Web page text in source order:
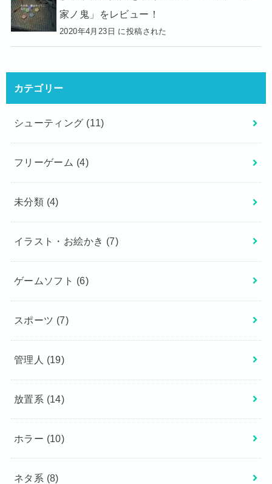
家ノ鬼」をレビュー！
2020年4月23日 に投稿された
カテゴリー
シューティング (11)
フリーゲーム (4)
未分類 (4)
イラスト・お絵かき (7)
ゲームソフト (6)
スポーツ (7)
管理人 (19)
放置系 (14)
ホラー (10)
ネタ系 (8)